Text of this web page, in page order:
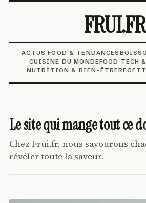
FRUI.FR
ACTUS FOOD & TENDANCES
CUISINE DU MONDEFOOD TECH
NUTRITION & BIEN-ÊTRE
Le site qui mange tout ce
Chez Frui.fr, nous savourons
révéler toute la saveur.